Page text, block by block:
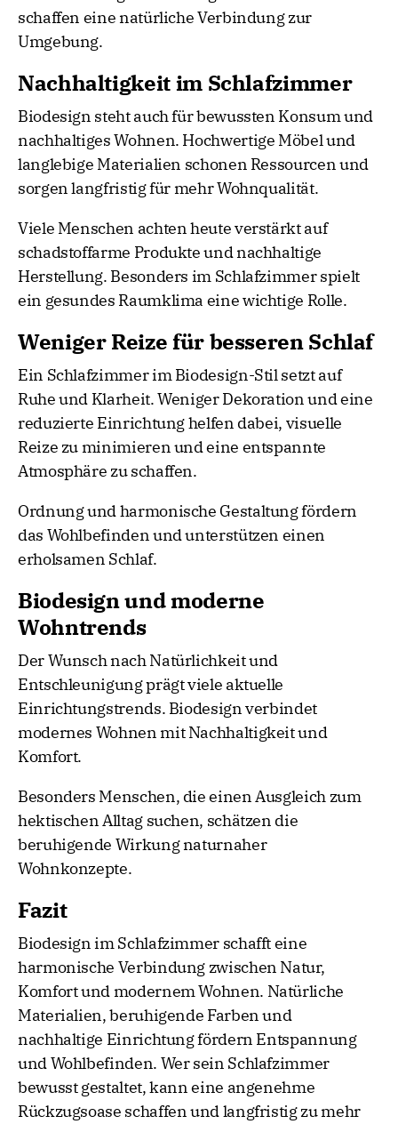
schaffen eine natürliche Verbindung zur
Umgebung.
Nachhaltigkeit im Schlafzimmer
Biodesign steht auch für bewussten Konsum und
nachhaltiges Wohnen. Hochwertige Möbel und
langlebige Materialien schonen Ressourcen und
sorgen langfristig für mehr Wohnqualität.
Viele Menschen achten heute verstärkt auf
schadstoffarme Produkte und nachhaltige
Herstellung. Besonders im Schlafzimmer spielt
ein gesundes Raumklima eine wichtige Rolle.
Weniger Reize für besseren Schlaf
Ein Schlafzimmer im Biodesign-Stil setzt auf
Ruhe und Klarheit. Weniger Dekoration und eine
reduzierte Einrichtung helfen dabei, visuelle
Reize zu minimieren und eine entspannte
Atmosphäre zu schaffen.
Ordnung und harmonische Gestaltung fördern
das Wohlbefinden und unterstützen einen
erholsamen Schlaf.
Biodesign und moderne
Wohntrends
Der Wunsch nach Natürlichkeit und
Entschleunigung prägt viele aktuelle
Einrichtungstrends. Biodesign verbindet
modernes Wohnen mit Nachhaltigkeit und
Komfort.
Besonders Menschen, die einen Ausgleich zum
hektischen Alltag suchen, schätzen die
beruhigende Wirkung naturnaher
Wohnkonzepte.
Fazit
Biodesign im Schlafzimmer schafft eine
harmonische Verbindung zwischen Natur,
Komfort und modernem Wohnen. Natürliche
Materialien, beruhigende Farben und
nachhaltige Einrichtung fördern Entspannung
und Wohlbefinden. Wer sein Schlafzimmer
bewusst gestaltet, kann eine angenehme
Rückzugsoase schaffen und langfristig zu mehr